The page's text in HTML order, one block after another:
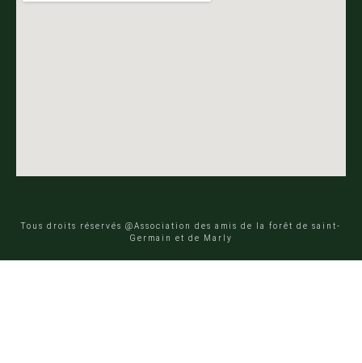
Tous droits réservés @Association des amis de la forêt de saint-
Germain et de Marly